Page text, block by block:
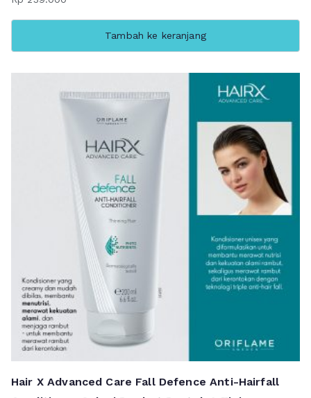
Tambah ke keranjang
Hair X Advanced Care Fall Defence Anti-Hairfall